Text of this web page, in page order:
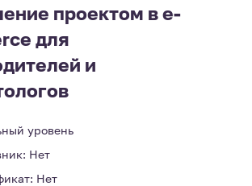
проектом в e-
для
и
уровень
Нет
Нет